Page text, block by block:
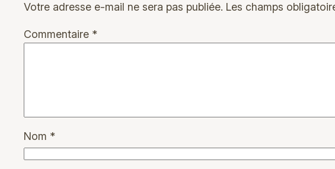
Votre adresse e-mail ne sera pas publiée. Les champs
Commentaire *
Nom *